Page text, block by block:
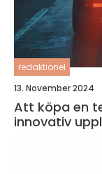
redaktionel
13. November 2024
Att köpa en
innovativ